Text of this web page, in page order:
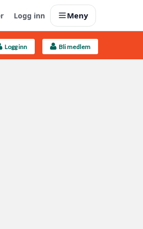
Logg inn Meny
Logg inn Bli medlem